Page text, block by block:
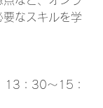
要なスキルを学
13：30～15：